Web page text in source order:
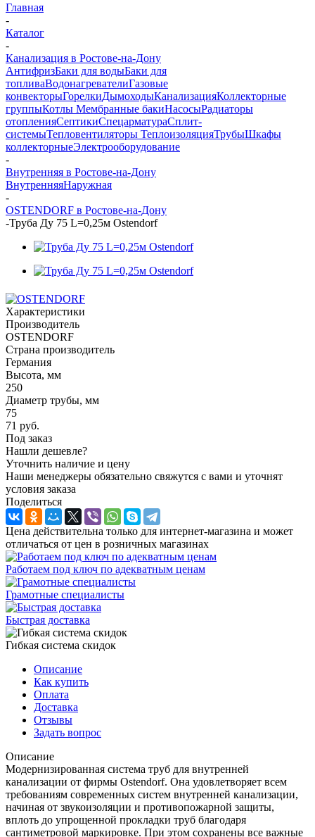
Главная
-
Каталог
-
Канализация в Ростове-на-Дону
АнтифризБаки для водыБаки для
топливаВодонагревателиГазовые
конвекторыГорелкиДымоходыКанализацияКоллекторные
группыКотлы Мембранные бакиНасосыРадиаторы
отопленияСептикиСпецарматураСплит-
системыТепловентиляторы ТеплоизоляцияТрубыШкафы
коллекторныеЭлектрооборудование
-
Внутренняя в Ростове-на-Дону
ВнутренняяНаружная
-
OSTENDORF в Ростове-на-Дону
-Труба Ду 75 L=0,25м Ostendorf
Характеристики
Производитель
OSTENDORF
Страна производитель
Германия
Высота, мм
250
Диаметр трубы, мм
75
71 руб.
Под заказ
Нашли дешевле?
Уточнить наличие и цену
Наши менеджеры обязательно свяжутся с вами и уточнят
условия заказа
Поделиться
Цена действительна только для интернет-магазина и может
отличаться от цен в розничных магазинах
Работаем под ключ по адекватным ценам
Грамотные специалисты
Быстрая доставка
Гибкая система скидок
Описание
Как купить
Оплата
Доставка
Отзывы
Задать вопрос
Описание
Модернизированная система труб для внутренней
канализации от фирмы Ostendorf. Она удовлетворяет всем
требованиям современных систем внутренней канализации,
начиная от звукоизоляции и противопожарной защиты,
вплоть до упрощенной прокладки труб благодаря
сантиметровой маркировке. При этом сохранены все важные